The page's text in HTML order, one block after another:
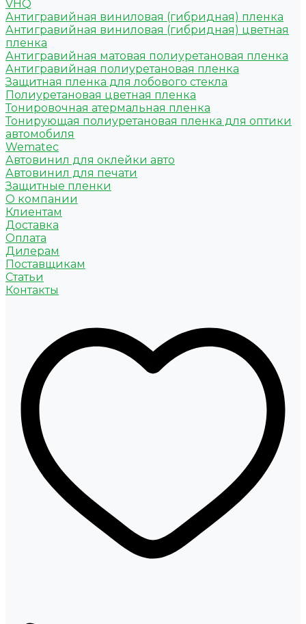
VHQ
Антигравийная виниловая (гибридная) пленка
Антигравийная виниловая (гибридная) цветная
пленка
Антигравийная матовая полиуретановая пленка
Антигравийная полиуретановая пленка
Защитная пленка для лобового стекла
Полиуретановая цветная пленка
Тонировочная атермальная пленка
Тонирующая полиуретановая пленка для оптики
автомобиля
Wematec
Автовинил для оклейки авто
Автовинил для печати
Защитные пленки
О компании
Клиентам
Доставка
Оплата
Дилерам
Поставщикам
Статьи
Контакты